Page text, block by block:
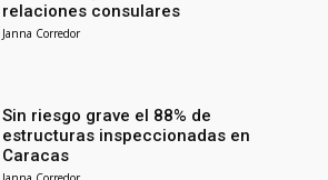
relaciones consulares
Janna Corredor
Sin riesgo grave el 88% de
estructuras inspeccionadas en
Caracas